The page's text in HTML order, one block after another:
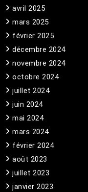
avril 2025
mars 2025
février 2025
décembre 2024
novembre 2024
octobre 2024
juillet 2024
juin 2024
mai 2024
mars 2024
février 2024
août 2023
juillet 2023
janvier 2023